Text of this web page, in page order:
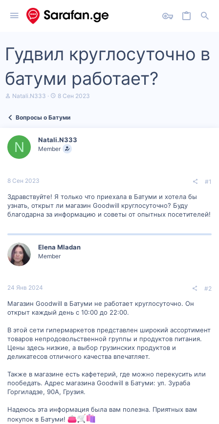
Гудвил круглосуточно в
батуми работает?
А
т
м
ы
Natali.N333
Д
а
ч
а
8 Сен 2023
Вопросы о Батуми
N Natali.N333
Member
8 Сен 2023 #1
Здравствуйте! Я только что приехала в Батуми и хотела бы
узнать, открыт ли магазин Goodwill круглосуточно? Буду
благодарна за информацию и советы от опытных посетителей!
Elena Mladan
Member
24 Янв 2024 #2
Магазин Goodwill в Батуми не работает круглосуточно. Он
открыт каждый день с 10:00 до 22:00.
В этой сети гипермаркетов представлен широкий ассортимент
товаров непродовольственной группы и продуктов питания.
Цены здесь низкие, а выбор грузинских продуктов и
деликатесов отличного качества впечатляет.
Также в магазине есть кафетерий, где можно перекусить или
пообедать. Адрес магазина Goodwill в Батуми: ул. Зураба
Горгиладзе, 90A, Грузия.
Надеюсь эта информация была вам полезна. Приятных вам
покупок в Батуми!